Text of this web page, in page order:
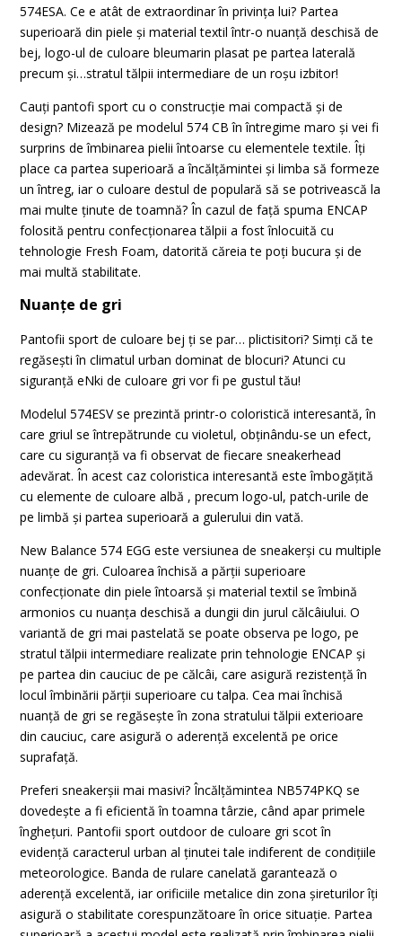
574ESA. Ce e atât de extraordinar în privința lui? Partea
superioară din piele și material textil într-o nuanță deschisă de
bej, logo-ul de culoare bleumarin plasat pe partea laterală
precum și…stratul tălpii intermediare de un roșu izbitor!
Cauți pantofi sport cu o construcție mai compactă și de
design? Mizează pe modelul 574 CB în întregime maro și vei fi
surprins de îmbinarea pielii întoarse cu elementele textile. Îți
place ca partea superioară a încălțămintei și limba să formeze
un întreg, iar o culoare destul de populară să se potrivească la
mai multe ținute de toamnă? În cazul de față spuma ENCAP
folosită pentru confecționarea tălpii a fost înlocuită cu
tehnologie Fresh Foam, datorită căreia te poți bucura și de
mai multă stabilitate.
Nuanțe de gri
Pantofii sport de culoare bej ți se par… plictisitori? Simți că te
regăsești în climatul urban dominat de blocuri? Atunci cu
siguranță eNki de culoare gri vor fi pe gustul tău!
Modelul 574ESV se prezintă printr-o coloristică interesantă, în
care griul se întrepătrunde cu violetul, obținându-se un efect,
care cu siguranță va fi observat de fiecare sneakerhead
adevărat. În acest caz coloristica interesantă este îmbogățită
cu elemente de culoare albă , precum logo-ul, patch-urile de
pe limbă și partea superioară a gulerului din vată.
New Balance 574 EGG este versiunea de sneakerși cu multiple
nuanțe de gri. Culoarea închisă a părții superioare
confecționate din piele întoarsă și material textil se îmbină
armonios cu nuanța deschisă a dungii din jurul călcâiului. O
variantă de gri mai pastelată se poate observa pe logo, pe
stratul tălpii intermediare realizate prin tehnologie ENCAP și
pe partea din cauciuc de pe călcâi, care asigură rezistență în
locul îmbinării părții superioare cu talpa. Cea mai închisă
nuanță de gri se regăsește în zona stratului tălpii exterioare
din cauciuc, care asigură o aderență excelentă pe orice
suprafață.
Preferi sneakerșii mai masivi? Încălțămintea NB574PKQ se
dovedește a fi eficientă în toamna târzie, când apar primele
înghețuri. Pantofii sport outdoor de culoare gri scot în
evidență caracterul urban al ținutei tale indiferent de condițiile
meteorologice. Banda de rulare canelată garantează o
aderență excelentă, iar orificiile metalice din zona șireturilor îți
asigură o stabilitate corespunzătoare în orice situație. Partea